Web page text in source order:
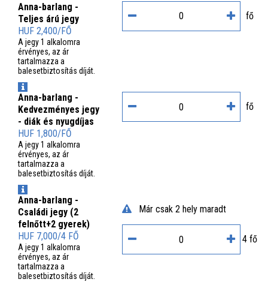
Anna-barlang -
Teljes árú jegy
HUF 2,400/FŐ
A jegy 1 alkalomra
érvényes, az ár
tartalmazza a
balesetbiztosítás díját.
INFO
fő
Anna-barlang -
Kedvezményes jegy
- diák és nyugdíjas
HUF 1,800/FŐ
A jegy 1 alkalomra
érvényes, az ár
tartalmazza a
balesetbiztosítás díját.
INFO
fő
Anna-barlang -
Családi jegy (2
felnőtt+2 gyerek)
HUF 7,000/4 FŐ
A jegy 1 alkalomra
érvényes, az ár
tartalmazza a
balesetbiztosítás díját.
Már csak 2 hely maradt
4 fő